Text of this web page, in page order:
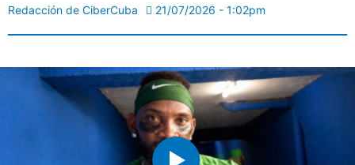
Redacción de CiberCuba 21/07/2026 - 1:02pm